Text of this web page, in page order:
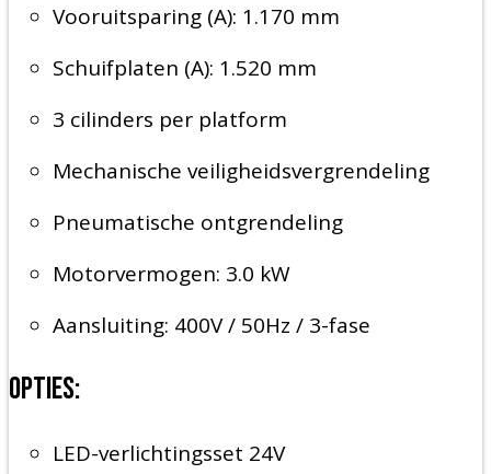
Vooruitsparing (A): 1.170 mm
Schuifplaten (A): 1.520 mm
3 cilinders per platform
Mechanische veiligheidsvergrendeling
Pneumatische ontgrendeling
Motorvermogen: 3.0 kW
Aansluiting: 400V / 50Hz / 3-fase
Opties:
LED-verlichtingsset 24V